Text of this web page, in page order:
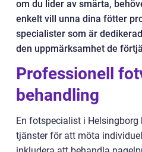
om du lider av smärta,
enkelt vill unna dina fötter
specialister som är
den uppmärksamhet de
Professionell
behandling
En fotspecialist i Helsingborg
tjänster för att möta